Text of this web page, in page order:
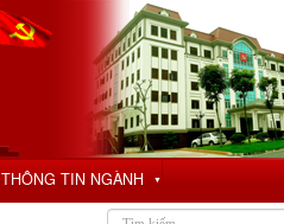
THÔNG TIN NGÀNH ▼